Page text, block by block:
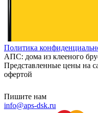
Политика
АПС: дома из клееного
Представленные цены на
офертой
Пишите нам
info@aps-dsk.ru